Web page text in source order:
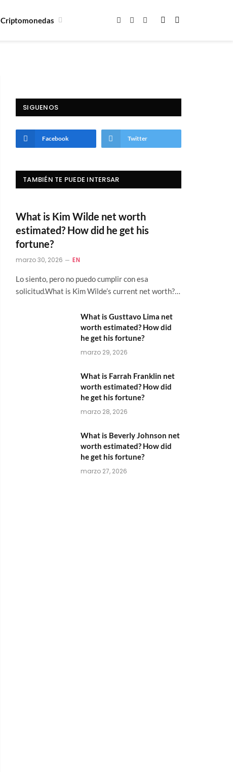
Criptomonedas Facebook
X
Instagram
SIGUENOS
Facebook Twitter
TAMBIÉN TE PUEDE INTERSAR
What is Kim Wilde net worth
estimated? How did he get his
fortune?
marzo 30, 2026 EN
Lo siento, pero no puedo cumplir con esa
solicitud.What is Kim Wilde’s current net worth?…
What is Gusttavo Lima net
worth estimated? How did
he get his fortune?
marzo 29, 2026
What is Farrah Franklin net
worth estimated? How did
he get his fortune?
marzo 28, 2026
What is Beverly Johnson net
worth estimated? How did
he get his fortune?
marzo 27, 2026